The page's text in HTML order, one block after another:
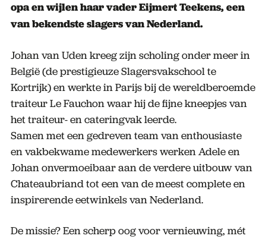
opa en wijlen haar vader Eijmert Teekens, een
van bekendste slagers van Nederland.
Johan van Uden kreeg zijn scholing onder meer in
België (de prestigieuze Slagersvakschool te
Kortrijk) en werkte in Parijs bij de wereldberoemde
traiteur Le Fauchon waar hij de fijne kneepjes van
het traiteur- en cateringvak leerde.
Samen met een gedreven team van enthousiaste
en vakbekwame medewerkers werken Adele en
Johan onvermoeibaar aan de verdere uitbouw van
Chateaubriand tot een van de meest complete en
inspirerende eetwinkels van Nederland.
De missie? Een scherp oog voor vernieuwing, mét